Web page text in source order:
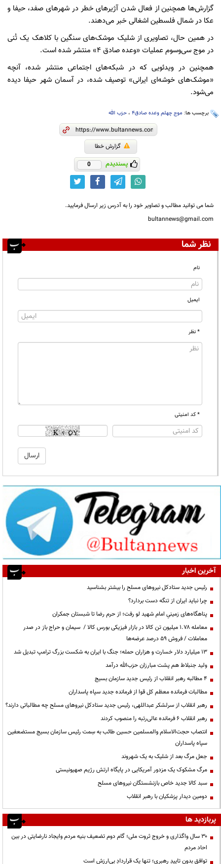
گزارش‌ها همچنین از فعال شدن آژیرهای خطر در شهرهای صفد، حیفا و
عکا در شمال فلسطین اشغالی خبر می‌دهند.
در همین حال، تصاویری از شلیک موشک‌های سنگین با کلاهک یک تُنی
در موج سی‌وسوم عملیات «وعده صادق ۴» منتشر شده است.
همچنین در ویدئویی که در شبکه‌های اجتماعی منتشر شده، آنچه
«موشک‌های خوشه‌ای ایرانی» توصیف شده، در آسمان شهر حیفا دیده
می‌شود.
برچسب ها: موج چهلم وعده صادق۴ ، حزب الله
گزارش خطا
پسندیدم 0
شما می توانید مطالب و تصاویر خود را به آدرس زیر ارسال فرمایید.
bultannews@gmail.com
نظر شما
نام
ایمیل
* نظر
* کد امنیتی
آخرین اخبار
رئیس جدید ستادکل نیروهای مسلح را بیشتر بشناسید
چرا نباید ایران از تنگه دست بردارد؟
پناهگاه‌های زمینیِ امام شهید لو رفت؛ از حرم رضا تا شبستان جمکران
معامله ۱.۷۸ میلیون تن کالا در بازار فیزیکی بورس کالا / سیمان و حراج باز در صدر
معاملات / فروش ۵۹ درصد عرضه‌ها
۱۳ میلیارد دلار خسارت و هزاران حمله؛ جنگ با ایران به شکست بزرگ ترامپ تبدیل شد
ولید جنبلاط هم پشت مبارزان حزب‌الله درآمد
۴ مطالبه رهبر انقلاب از رئیس جدید سازمان بسیج
مطالبات فرمانده معظم کل قوا از فرمانده جدید سپاه پاسداران
رهبر انقلاب از سرلشکر عبداللهی، رئیس جدید ستادکل نیروهای مسلح چه مطالباتی دارند؟
رهبر انقلاب ۶ فرمانده عالی‌رتبه را منصوب کردند
انتصاب حجت‌الاسلام ‌والمسلمین حسین طائب به سِمت رئیس سازمان بسیج مستضعفین
سپاه پاسداران
جعل مرگ بعد از شلیک به یک شهروند
مرگ مشکوک یک مزدور آمریکایی در پایگاه ارتش رژیم صهیونیستی
سبد کالا جدید خاص بازنشستگان نیروهای مسلح
دومین دیدار پزشکیان با رهبر انقلاب
پربازدید ها
۳۰ سال واگذاری و خروج ثروت ملی؛ گام دوم تضعیف بنیه مردم وایجاد نارضایتی در بین
احاد مردم
توافقِ بدونِ تاییدِ رهبری؛ تنها یک قراردادِ بی‌ارزش است